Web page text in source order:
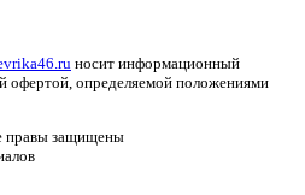
носит информационный
офертой, определяемой положениями
правы защищены